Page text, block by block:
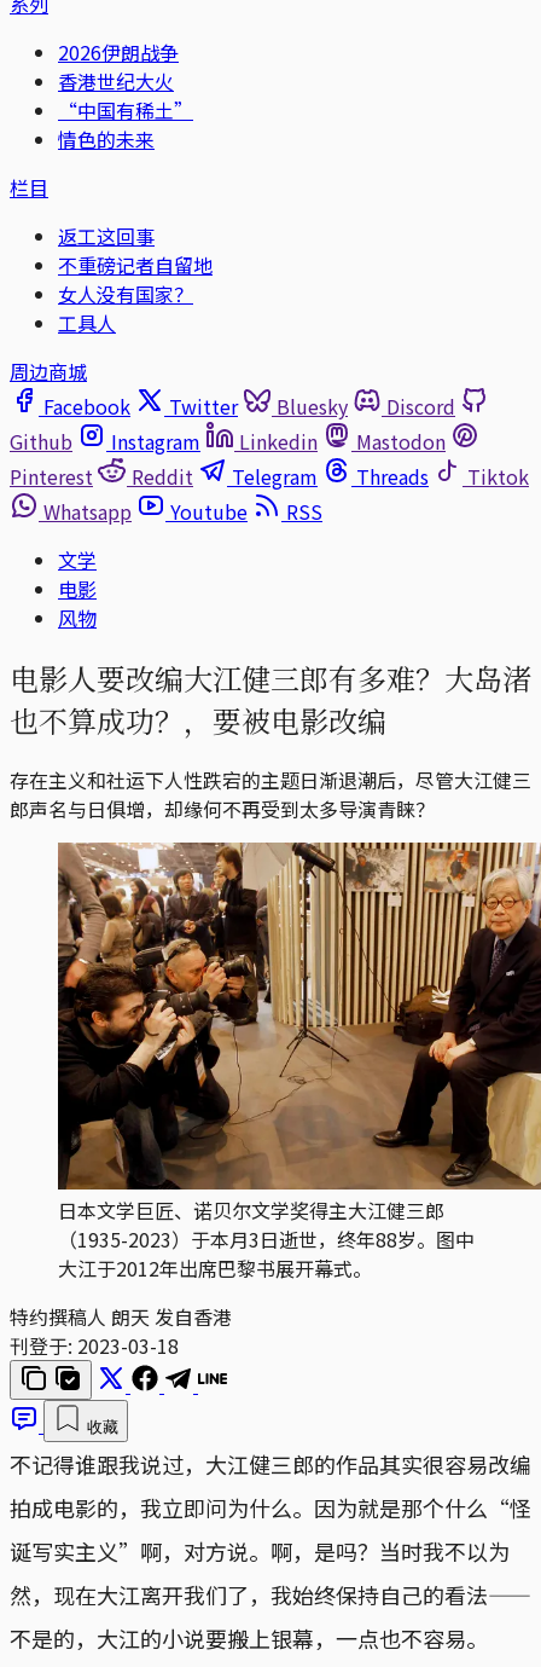
2026伊朗战争
香港世纪大火
“中国有稀土”
情色的未来
栏目
返工这回事
不重磅记者自留地
女人没有国家？
工具人
周边商城
Facebook
Twitter Bluesky
Discord
Github
Instagram Linkedin
Mastodon
Pinterest
Reddit Telegram Threads
Tiktok
Whatsapp
Youtube
RSS
文学
电影
风物
电影人要改编大江健三郎有多难？大岛渚
也不算成功？，要被电影改编
存在主义和社运下人性跌宕的主题日渐退潮后，尽管大江健三
郎声名与日俱增，却缘何不再受到太多导演青睐？
日本文学巨匠、诺贝尔文学奖得主大江健三郎
（1935-2023）于本月3日逝世，终年88岁。图中
大江于2012年出席巴黎书展开幕式。
特约撰稿人 朗天 发自香港
刊登于: 2023-03-18
收藏
不记得谁跟我说过，大江健三郎的作品其实很容易改编
拍成电影的，我立即问为什么。因为就是那个什么“怪
诞写实主义”啊，对方说。啊，是吗？当时我不以为
然，现在大江离开我们了，我始终保持自己的看法——
不是的，大江的小说要搬上银幕，一点也不容易。